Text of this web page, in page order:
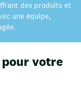
des produits et
une équipe,
votre